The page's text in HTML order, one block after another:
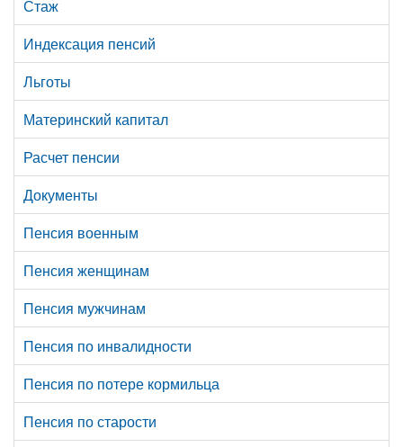
Стаж
Индексация пенсий
Льготы
Материнский капитал
Расчет пенсии
Документы
Пенсия военным
Пенсия женщинам
Пенсия мужчинам
Пенсия по инвалидности
Пенсия по потере кормильца
Пенсия по старости